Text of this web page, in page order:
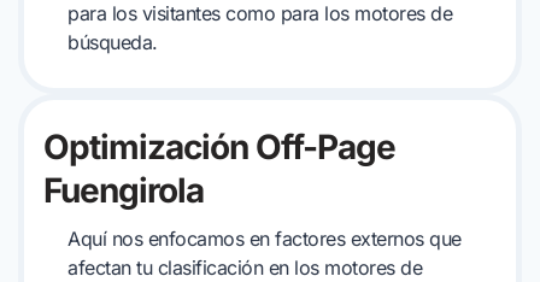
para los visitantes como para los motores de
búsqueda.
Optimización Off-Page
Fuengirola
Aquí nos enfocamos en factores externos que
afectan tu clasificación en los motores de